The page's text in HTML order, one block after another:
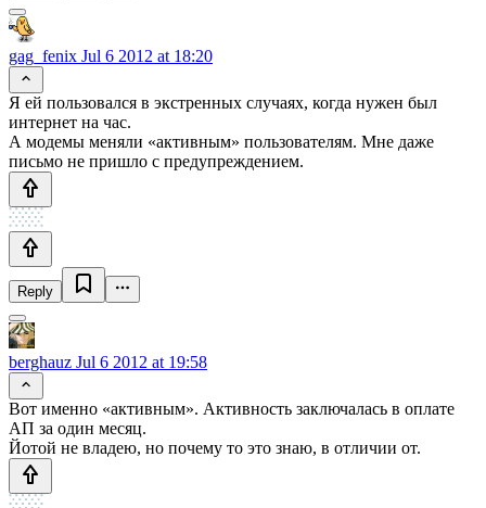
gag_fenix Jul 6 2012 at 18:20
Я ей пользовался в экстренных случаях, когда нужен был
интернет на час.
А модемы меняли «активным» пользователям. Мне даже
письмо не пришло с предупреждением.
Reply
berghauz Jul 6 2012 at 19:58
Вот именно «активным». Активность заключалась в оплате
АП за один месяц.
Йотой не владею, но почему то это знаю, в отличии от.